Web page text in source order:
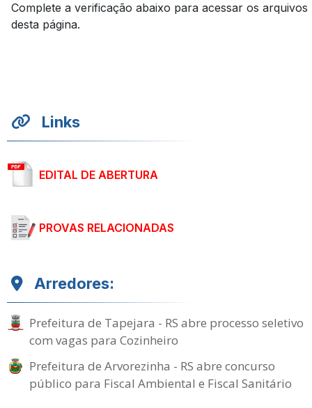
Complete a verificação abaixo para acessar os arquivos
desta página.
Links
EDITAL DE ABERTURA
PROVAS RELACIONADAS
Arredores:
Prefeitura de Tapejara - RS abre processo seletivo
com vagas para Cozinheiro
Prefeitura de Arvorezinha - RS abre concurso
público para Fiscal Ambiental e Fiscal Sanitário